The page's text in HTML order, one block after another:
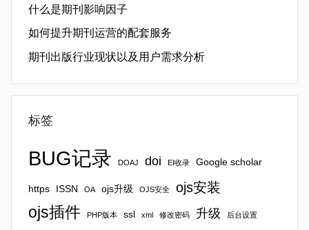
什么是期刊影响因子
如何提升期刊运营的配套服务
期刊出版行业现状以及用户需求分析
标签
BUG记录 DOAJ doi EI收录 Google scholar
https ISSN OA ojs升级 OJS安全 ojs安装
ojs插件 PHP版本 ssl xml 修改密码 升级 后台设置